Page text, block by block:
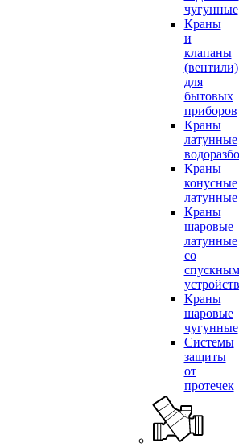
чугунные
Краны
и
клапаны
(вентили)
для
бытовых
приборов
Краны
латунные
Краны
конусные
латунные
Краны
шаровые
латунные
со
спускным
Краны
шаровые
чугунные
Системы
защиты
от
протечек